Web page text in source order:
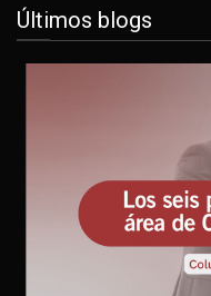
Últimos blogs